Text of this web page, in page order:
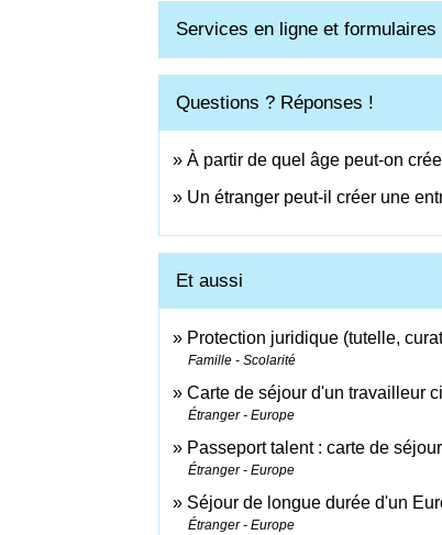
Services en ligne et formulaires
Questions ? Réponses !
À partir de quel âge peut-on
Un étranger peut-il créer une
Et aussi
Protection juridique (tutelle,
Famille - Scolarité
Carte de séjour d'un travailleur
Étranger - Europe
Passeport talent : carte de
Étranger - Europe
Séjour de longue durée d'un
Étranger - Europe